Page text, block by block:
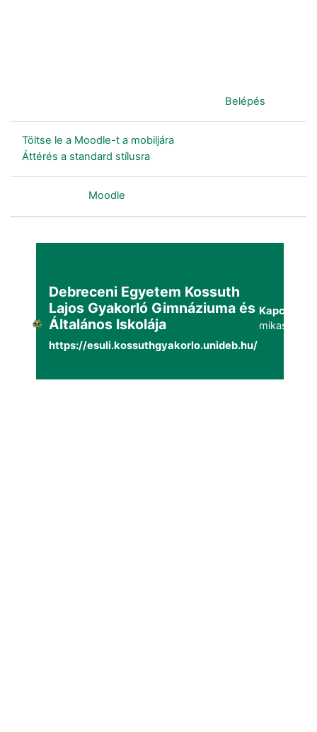
Belépés
Töltse le a Moodle-t a mobiljára
Áttérés a standard stílusra
Moodle
Debreceni Egyetem Kossuth
Lajos Gyakorló Gimnáziuma és
Általános Iskolája
https://esuli.kossuthgyakorlo.unideb.hu/
Kapcsolat: